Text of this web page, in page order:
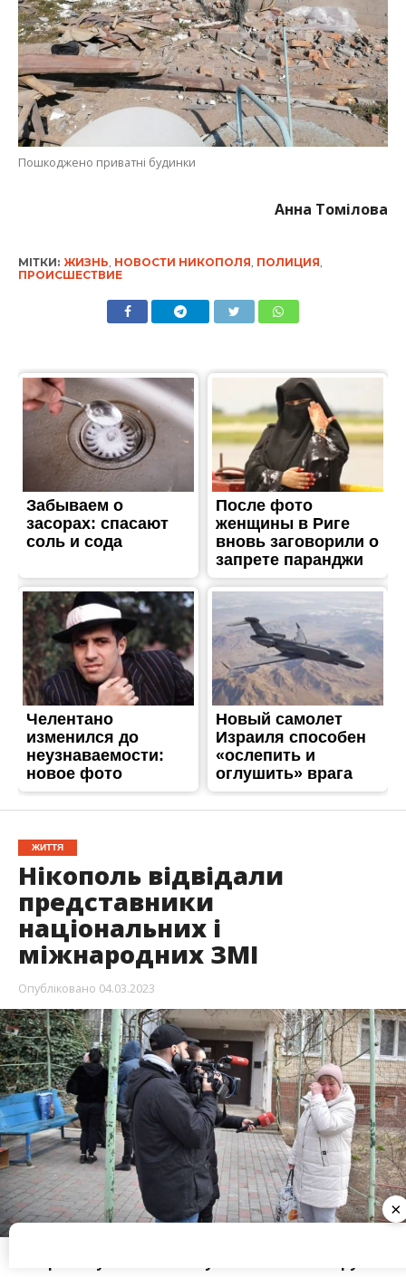
МІТКИ: ЖИЗНЬ,НОВОСТИ НИКОПОЛЯ,ПОЛИЦИЯ,
ПРОИСШЕСТВИЕ
ЖИТТЯ
Нікополь відвідали
представники
національних і
міжнародних ЗМІ
Опубліковано04.03.2023
3 березня у Нікополі побували знімальні групи
українських телеканалів “Інтер” та “1+1”.
Також прибули журналісти турецького
інформаційного агентства «Anadolu Agency»,
щоб показати своїм глядачам наслідки
російської агресії у Нікополі.
Про це повідомляє Інформатор посилаючись на
повідомлення оперативного Telegram-каналу
Нікополя. ×